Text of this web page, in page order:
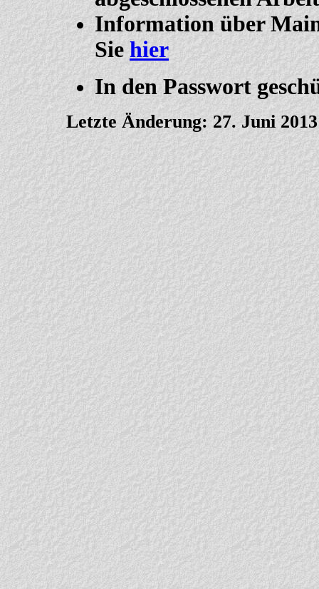
Information über
Siehier
In den Passwort
Letzte Änderung: 27. Juni 2013